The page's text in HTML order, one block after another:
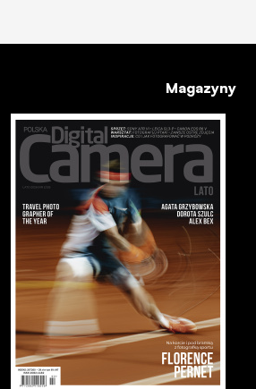
Magazyny